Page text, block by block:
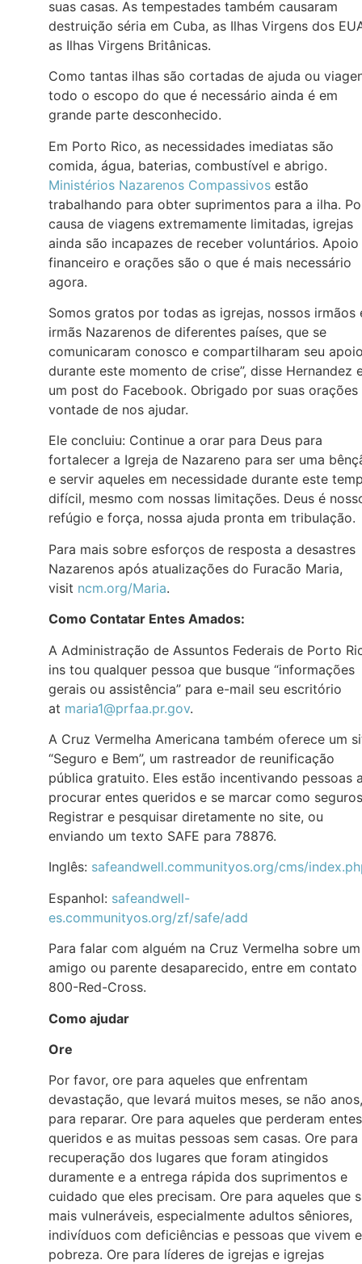
suas casas. As tempestades também causaram
destruição séria em Cuba, as Ilhas Virgens dos
as Ilhas Virgens Britânicas.
Como tantas ilhas são cortadas de ajuda ou
todo o escopo do que é necessário ainda é em
grande parte desconhecido.
Em Porto Rico, as necessidades imediatas são
comida, água, baterias, combustível e abrigo.
Ministérios Nazarenos Compassivos estão
trabalhando para obter suprimentos para a ilha.
causa de viagens extremamente limitadas, igrejas
ainda são incapazes de receber voluntários. Apoio
financeiro e orações são o que é mais necessário
agora.
Somos gratos por todas as igrejas, nossos irmãos
irmãs Nazarenos de diferentes países, que se
comunicaram conosco e compartilharam seu
durante este momento de crise”, disse Hernandez
um post do Facebook. Obrigado por suas orações
vontade de nos ajudar.
Ele concluiu: Continue a orar para Deus para
fortalecer a Igreja de Nazareno para ser uma
e servir aqueles em necessidade durante este
difícil, mesmo com nossas limitações. Deus é
refúgio e força, nossa ajuda pronta em tribulação.
Para mais sobre esforços de resposta a desastres
Nazarenos após atualizações do Furacão Maria,
visit ncm.org/Maria.
Como Contatar Entes Amados:
A Administração de Assuntos Federais de Porto
ins tou qualquer pessoa que busque “informações
gerais ou assistência” para e-mail seu escritório
at maria1@prfaa.pr.gov.
A Cruz Vermelha Americana também oferece um
“Seguro e Bem”, um rastreador de reunificação
pública gratuito. Eles estão incentivando pessoas
procurar entes queridos e se marcar como
Registrar e pesquisar diretamente no site, ou
enviando um texto SAFE para 78876.
Inglês: safeandwell.communityos.org/cms/
Espanhol: safeandwell-
es.communityos.org/zf/safe/add
Para falar com alguém na Cruz Vermelha sobre um
amigo ou parente desaparecido, entre em contato
800-Red-Cross.
Como ajudar
Ore
Por favor, ore para aqueles que enfrentam
devastação, que levará muitos meses, se não anos,
para reparar. Ore para aqueles que perderam entes
queridos e as muitas pessoas sem casas. Ore para
recuperação dos lugares que foram atingidos
duramente e a entrega rápida dos suprimentos e
cuidado que eles precisam. Ore para aqueles que
mais vulneráveis, especialmente adultos sêniores,
indivíduos com deficiências e pessoas que vivem
pobreza. Ore para líderes de igrejas e igrejas